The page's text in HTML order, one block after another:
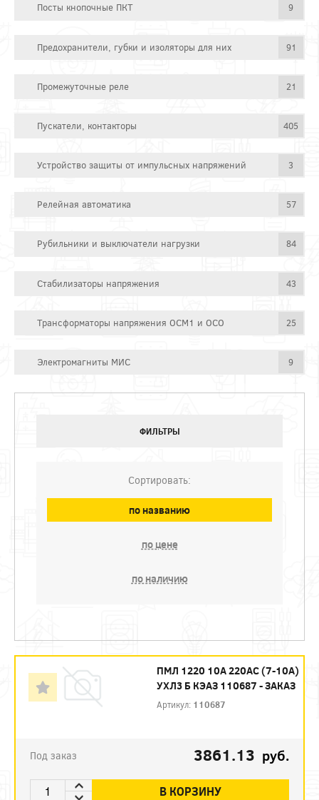
Посты кнопочные ПКТ 9
Предохранители, губки и изоляторы для них 91
Промежуточные реле 21
Пускатели, контакторы 405
Устройство защиты от импульсных напряжений 3
Релейная автоматика 57
Рубильники и выключатели нагрузки 84
Стабилизаторы напряжения 43
Трансформаторы напряжения ОСМ1 и ОСО 25
Электромагниты МИС 9
ФИЛЬТРЫ
Сортировать:
по названию
по цене
по наличию
ПМЛ 1220 10А 220AC (7-10А)
УХЛ3 Б КЭАЗ 110687 - ЗАКАЗ
Артикул: 110687
Под заказ 3861.13 руб.
В КОРЗИНУ